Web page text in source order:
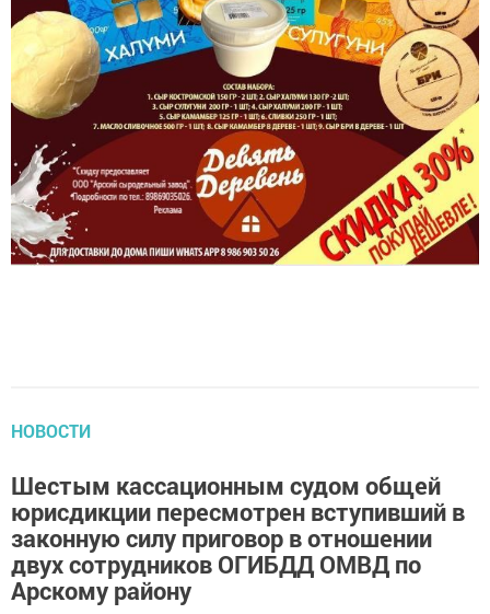
НОВОСТИ
Шестым кассационным судом общей
юрисдикции пересмотрен вступивший в
законную силу приговор в отношении
двух сотрудников ОГИБДД ОМВД по
Арскому району